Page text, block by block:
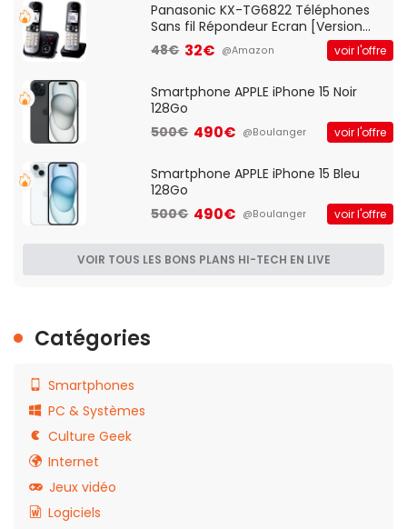
Panasonic KX-TG6822 Téléphones
Sans fil Répondeur Ecran [Version
Française]
48€ 32€ @Amazon voir l'offre
Smartphone APPLE iPhone 15 Noir
128Go
500€ 490€ @Boulanger voir l'offre
Smartphone APPLE iPhone 15 Bleu
128Go
500€ 490€ @Boulanger voir l'offre
VOIR TOUS LES BONS PLANS HI-TECH EN LIVE
Catégories
Smartphones
PC & Systèmes
Culture Geek
Internet
Jeux vidéo
Logiciels